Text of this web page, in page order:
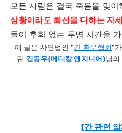
모든 사람은 결국 죽음을 맞이
상황이라도 최선을 다하는 자
들이 후회 없는 투병 시간을
이 글은 사단법인 "간 환우협회"
린 김동우(메디칼 엔지니어)님의
[간 관련